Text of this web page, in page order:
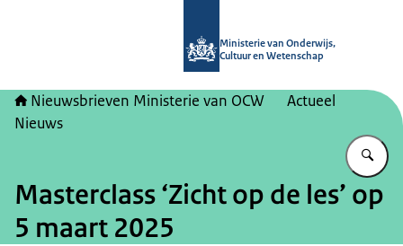
Ministerie van Onderwijs,
Cultuur en Wetenschap
Nieuwsbrieven Ministerie van OCW
Actueel
Nieuws
Masterclass ‘Zicht op de les’ op
5 maart 2025